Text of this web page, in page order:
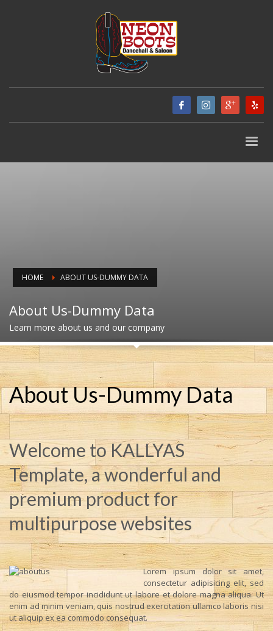
HOME ABOUT US-DUMMY DATA
About Us-Dummy Data
Learn more about us and our company
About Us-Dummy Data
Welcome to KALLYAS
Template, a wonderful and
premium product for
multipurpose websites
Lorem ipsum dolor sit amet,
consectetur adipisicing elit, sed
do eiusmod tempor incididunt ut labore et dolore magna aliqua. Ut
enim ad minim veniam, quis nostrud exercitation ullamco laboris nisi
ut aliquip ex ea commodo consequat.